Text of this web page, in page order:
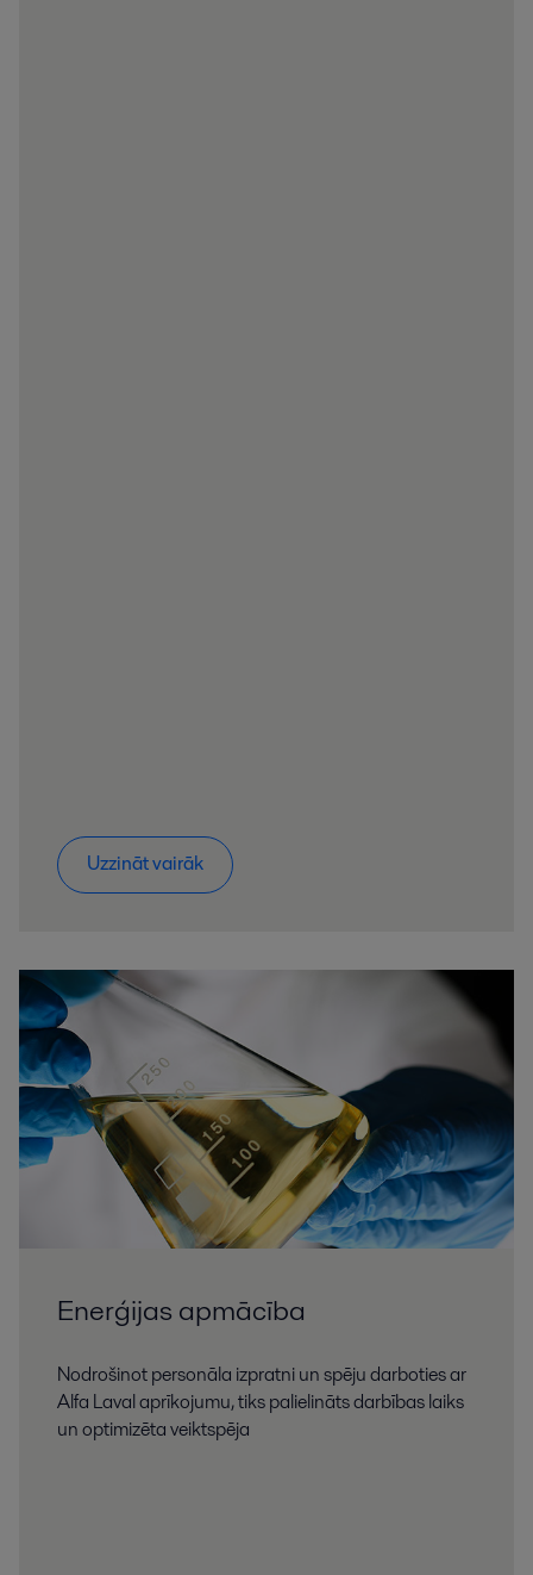
Uzzināt vairāk
Enerģijas apmācība
Nodrošinot personāla izpratni un spēju darboties ar
Alfa Laval aprīkojumu, tiks palielināts darbības laiks
un optimizēta veiktspēja